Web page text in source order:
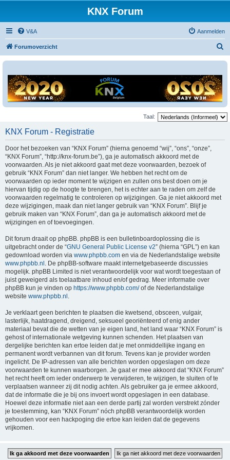
KNX Forum
V&A Aanmelden
Forumoverzicht
Taal:
KNX Forum - Registratie
Door het bezoeken van “KNX Forum” (hierna genoemd “wij”, “ons”, “onze”,
“KNX Forum”, “http://knx-forum.be”), ga je automatisch akkoord met de
voorwaarden. Als je niet akkoord gaat met deze voorwaarden, bezoek of
gebruik “KNX Forum” dan niet langer. We hebben het recht om de
voorwaarden op ieder moment te wijzigen en zullen ons best doen om je
hiervan tijdig op de hoogte te brengen, het is echter aan te raden om zelf de
voorwaarden regelmatig te controleren op wijzigingen. Ga je niet akkoord met
deze wijzigingen, maak dan niet langer gebruik van “KNX Forum”. Blijf je
gebruik maken van “KNX Forum”, dan ga je automatisch akkoord met de
wijzigingen en of toevoegingen.
Dit forum draait op phpBB. phpBB is een bulletinboardoplossing die is
uitgebracht onder de “GNU General Public License v2” (hierna “GPL”) en kan
gedownload worden via www.phpbb.com en via de Nederlandstalige website
www.phpbb.nl . De phpBB-software maakt internetgebaseerde discussies
mogelijk. phpBB Limited is niet verantwoordelijk voor wat wordt toegestaan of
juist geweigerd als toelaatbare inhoud en/of gedrag. Meer informatie over
phpBB kun je vinden op https://www.phpbb.com/of de Nederlandstalige
website www.phpbb.nl .
Je verklaart geen berichten te plaatsen die kwetsend, obsceen, vulgair,
lasterlijk, haatdragend, dreigend, seksueel georiënteerd of enig ander
materiaal bevat die de wetten van je eigen land, het land waar “KNX Forum” is
gehost of internationale wetgeving kunnen schenden. Het plaatsen van
dergelijke berichten kan ertoe leiden dat je met onmiddellijke ingang en
permanent wordt verbannen van dit forum. Tevens kan je provider worden
ingelicht. De IP-adressen van alle berichten worden opgeslagen om deze
voorwaarden te kunnen waarborgen. Je gaat er mee akkoord dat “KNX Forum”
het recht heeft om ieder onderwerp te verwijderen, te wijzigen, te sluiten of te
verplaatsen wanneer zij dit nodig achten. Als gebruiker ga je ermee akkoord,
dat de informatie die je bij ons invoert wordt opgeslagen in een database.
Hoewel deze informatie niet aan een derde partij zal worden verstrekt zónder
je toestemming, kan “KNX Forum” nóch phpBB verantwoordelijk worden
gehouden voor een hackpoging die ertoe kan leiden dat de gegevens
vrijkomen.